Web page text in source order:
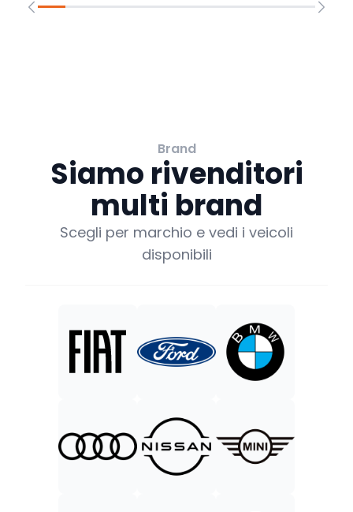
Brand
Siamo rivenditori
multi brand
Scegli per marchio e vedi i veicoli
disponibili